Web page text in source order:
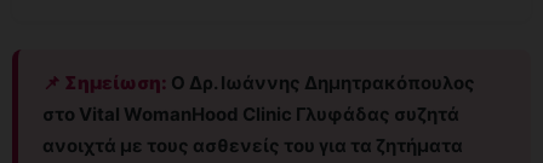
📌 Σημείωση: Ο Δρ. Ιωάννης Δημητρακόπουλος
στο Vital WomanHood Clinic Γλυφάδας συζητά
ανοιχτά με τους ασθενείς του για τα ζητήματα